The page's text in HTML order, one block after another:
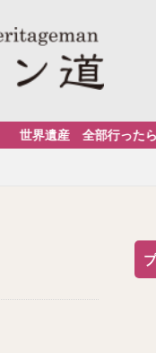
世界遺産 全部行ったら